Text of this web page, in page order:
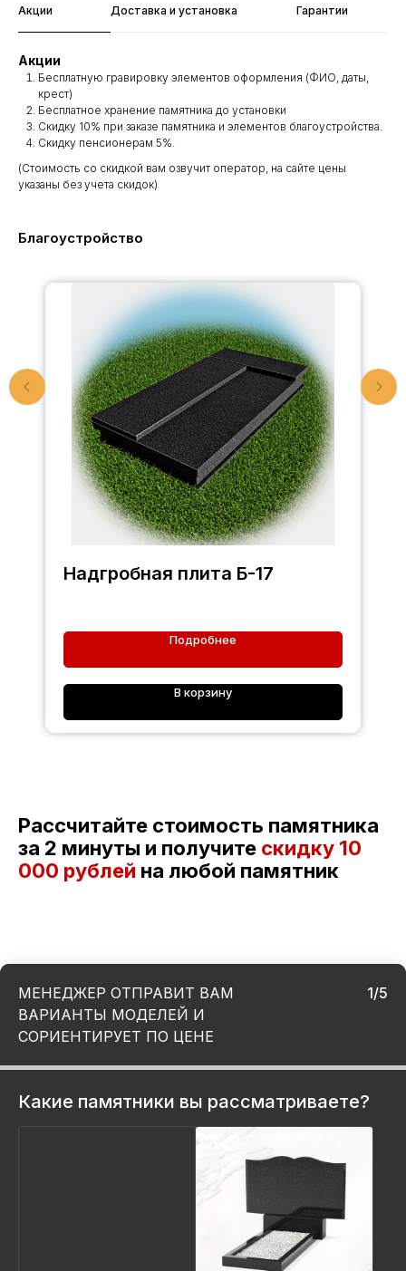
Акции Доставка и установка Гарантии
Акции
Бесплатную гравировку элементов оформления (ФИО, даты,
крест)
Бесплатное хранение памятника до установки
Скидку 10% при заказе памятника и элементов благоустройства.
Скидку пенсионерам 5%.
(Стоимость со скидкой вам озвучит оператор, на сайте цены
указаны без учета скидок)
Благоустройство
Надгробная плита Б-17
Подробнее
В корзину
Рассчитайте стоимость памятника
за 2 минуты и получите скидку 10
000 рублей на любой памятник
МЕНЕДЖЕР ОТПРАВИТ ВАМ
ВАРИАНТЫ МОДЕЛЕЙ И
СОРИЕНТИРУЕТ ПО ЦЕНЕ
1/5
Какие памятники вы рассматриваете?